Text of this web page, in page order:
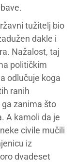
tužitelj bio
dakle i
Nažalost, taj
političkim
odlučuje koga
ranih
zanima što
A kamoli da je
civile mučili
iz
dvadeset